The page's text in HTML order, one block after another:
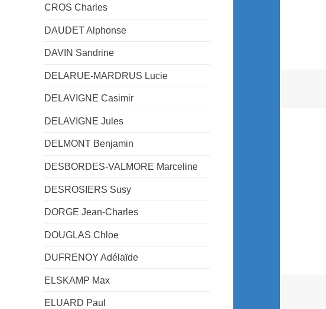
CROS Charles
DAUDET Alphonse
DAVIN Sandrine
DELARUE-MARDRUS Lucie
DELAVIGNE Casimir
DELAVIGNE Jules
DELMONT Benjamin
DESBORDES-VALMORE Marceline
DESROSIERS Susy
DORGE Jean-Charles
DOUGLAS Chloe
DUFRENOY Adélaïde
ELSKAMP Max
ELUARD Paul